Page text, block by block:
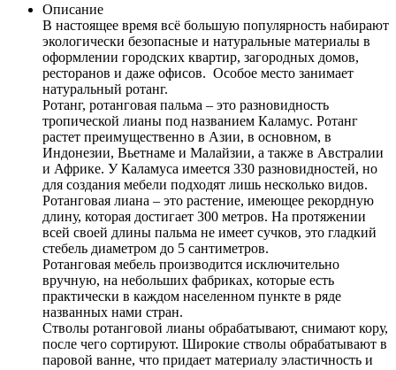
Описание
В настоящее время всё большую популярность набирают
экологически безопасные и натуральные материалы в
оформлении городских квартир, загородных домов,
ресторанов и даже офисов. Особое место занимает
натуральный ротанг.
Ротанг, ротанговая пальма – это разновидность
тропической лианы под названием Каламус. Ротанг
растет преимущественно в Азии, в основном, в
Индонезии, Вьетнаме и Малайзии, а также в Австралии
и Африке. У Каламуса имеется 330 разновидностей, но
для создания мебели подходят лишь несколько видов.
Ротанговая лиана – это растение, имеющее рекордную
длину, которая достигает 300 метров. На протяжении
всей своей длины пальма не имеет сучков, это гладкий
стебель диаметром до 5 сантиметров.
Ротанговая мебель производится исключительно
вручную, на небольших фабриках, которые есть
практически в каждом населенном пункте в ряде
названных нами стран.
Стволы ротанговой лианы обрабатывают, снимают кору,
после чего сортируют. Широкие стволы обрабатывают в
паровой ванне, что придает материалу эластичность и